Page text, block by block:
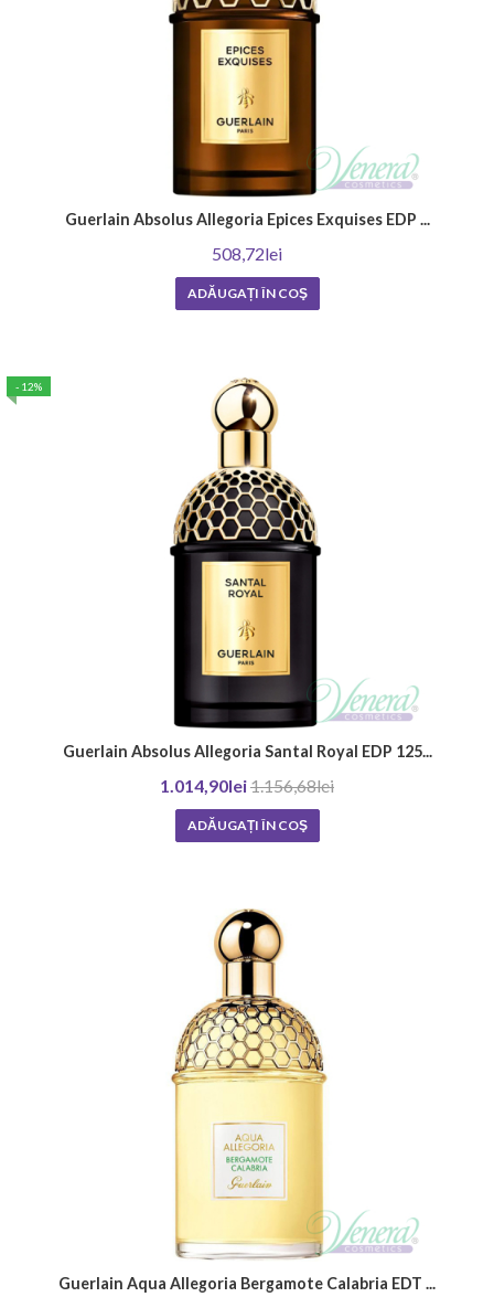
Guerlain Absolus Allegoria Epices Exquises EDP ...
508,72lei
ADĂUGAȚI ÎN COŞ
- 12%
Guerlain Absolus Allegoria Santal Royal EDP 125...
1.014,90lei1.156,68lei
ADĂUGAȚI ÎN COŞ
Guerlain Aqua Allegoria Bergamote Calabria EDT ...